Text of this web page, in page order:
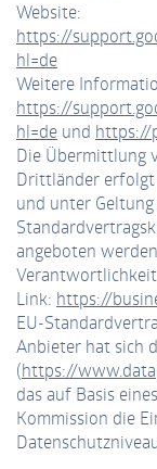
Website:
https://
hl=de
Weitere
https://
hl=de und https://
Die Übermittlung
Drittländer erfolgt
und unter
angeboten
Link: https://
EU-
Anbieter hat sich
(https://
das auf Basis
Kommission die